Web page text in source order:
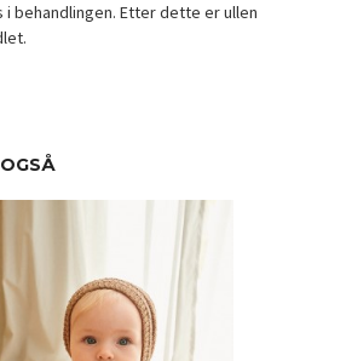
i behandlingen. Etter dette er ullen